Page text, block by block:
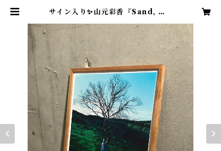
サイン入り✨山元彩香『Sand, Wa
ー A2サイズ 数量限定サイン入り
| LIBRIS KOBACO